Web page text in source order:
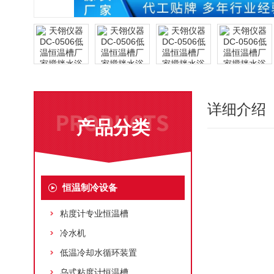
产品分类
恒温制冷设备
粘度计专业恒温槽
冷水机
低温冷却水循环装置
详细介绍